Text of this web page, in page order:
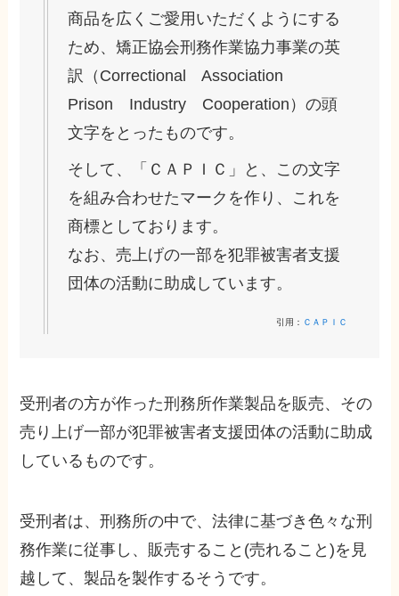
商品を広くご愛用いただくようにする
ため、矯正協会刑務作業協力事業の英
訳（Correctional Association
Prison Industry Cooperation）の頭
文字をとったものです。
そして、「ＣＡＰＩＣ」と、この文字
を組み合わせたマークを作り、これを
商標としております。
なお、売上げの一部を犯罪被害者支援
団体の活動に助成しています。
引用： ＣＡＰＩＣ
受刑者の方が作った刑務所作業製品を販売、その
売り上げ一部が犯罪被害者支援団体の活動に助成
しているものです。
受刑者は、刑務所の中で、法律に基づき色々な刑
務作業に従事し、販売すること(売れること)を見
越して、製品を製作するそうです。